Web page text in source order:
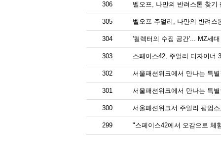
306 벨오프, 나만의 반려스톤 찾기
305 벨오프 주얼리, 나만의 반려스
304 '컬렉터의 수집 공간'... MZ세
303 스페이스42, 주얼리 디자이너
302 서울패션위크에서 만나는 특
301 서울패션위크에서 만나는 특
300 서울패션위크서 주얼리 팝업
299 "스페이스42에서 오감으로 체